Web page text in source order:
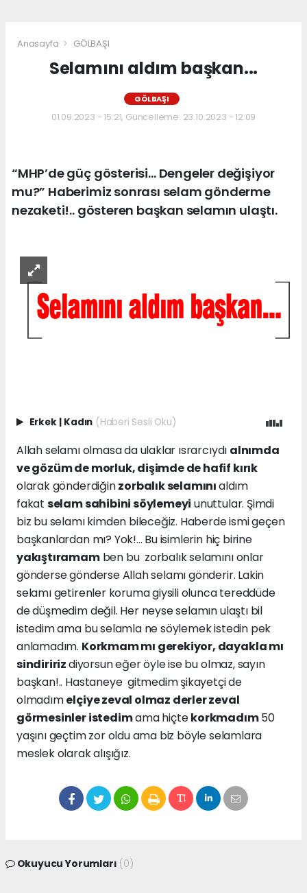
Anasayfa GÖLBAŞI
Selamını aldım başkan...
GÖLBAŞI
01.09.2023 - 15:21, Güncelleme: 23.10.2023 - 12:09
“MHP’de güç gösterisi… Dengeler değişiyor
mu?” Haberimiz sonrası selam gönderme
nezaketi!.. gösteren başkan selamın ulaştı.
Erkek | Kadın (Haberi Sesli Oku)
Allah selamı olmasa da ulaklar ısrarcıydı alnımda
ve gözüm de morluk, dişimde de hafif kırık
olarak gönderdiğinzorbalık selamınıaldım
fakat selam sahibini söylemeyi unuttular. Şimdi
biz bu selamı kimden bileceğiz. Haberde ismi geçen
başkanlardan mı? Yok!... Bu isimlerin hiç birine
yakıştıramamben bu zorbalık selamını onlar
gönderse gönderse Allah selamı gönderir. Lakin
selamı getirenler koruma giysili olunca tereddüde
de düşmedim değil. Her neyse selamın ulaştı bil
istedim ama bu selamla ne söylemek istedin pek
anlamadım. Korkmam mı gerekiyor, dayakla mı
sindiririzdiyorsun eğer öyle ise bu olmaz, sayın
başkan!.. Hastaneye gitmedim şikayetçi de
olmadımelçiye zeval olmaz derler zeval
görmesinler istedimama hiçtekorkmadım50
yaşını geçtim zor oldu ama biz böyle selamlara
meslek olarak alışığız.
Okuyucu Yorumları (0)